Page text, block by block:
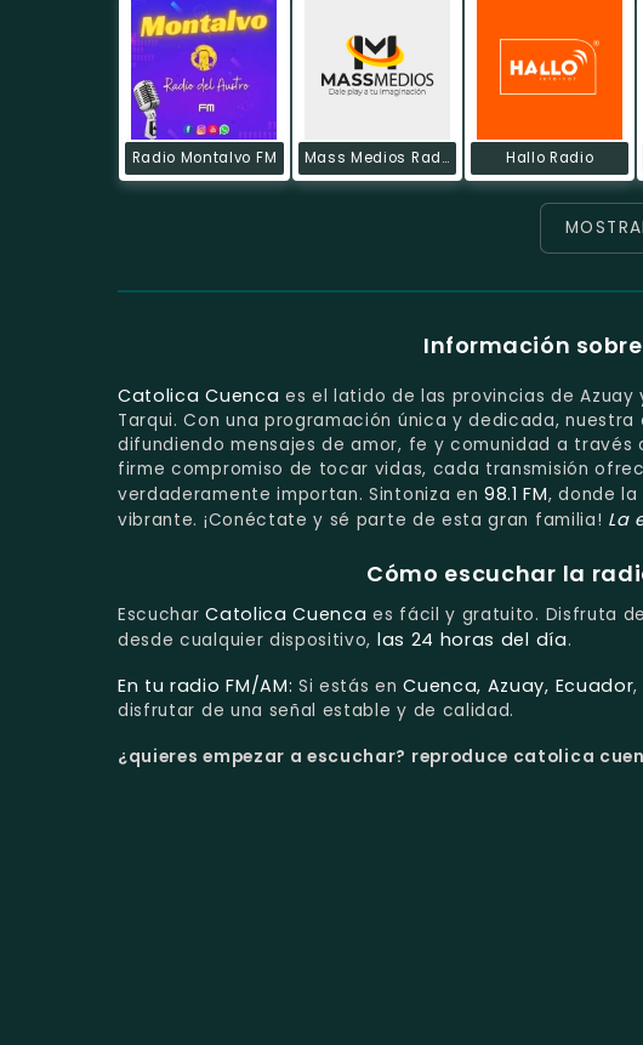
Radio Montalvo FM Mass Medios Radio Hallo Radio
Información
Catolica Cuenca es el latido de las provincias de
Tarqui. Con una programación única y dedicada,
difundiendo mensajes de amor, fe y comunidad a
firme compromiso de tocar vidas, cada transmisión
verdaderamente importan. Sintoniza en98.1 FM, donde
vibrante. ¡Conéctate y sé parte de esta gran familia! La
Cómo escuchar la
EscucharCatolica Cuenca es fácil y gratuito. Disfruta
desde cualquier dispositivo, las 24 horas del día.
En tu radio FM/AM: Si estás enCuenca, Azuay, Ecuador,
disfrutar de una señal estable y de calidad.
¿quieres empezar a escuchar? reproduce catolica